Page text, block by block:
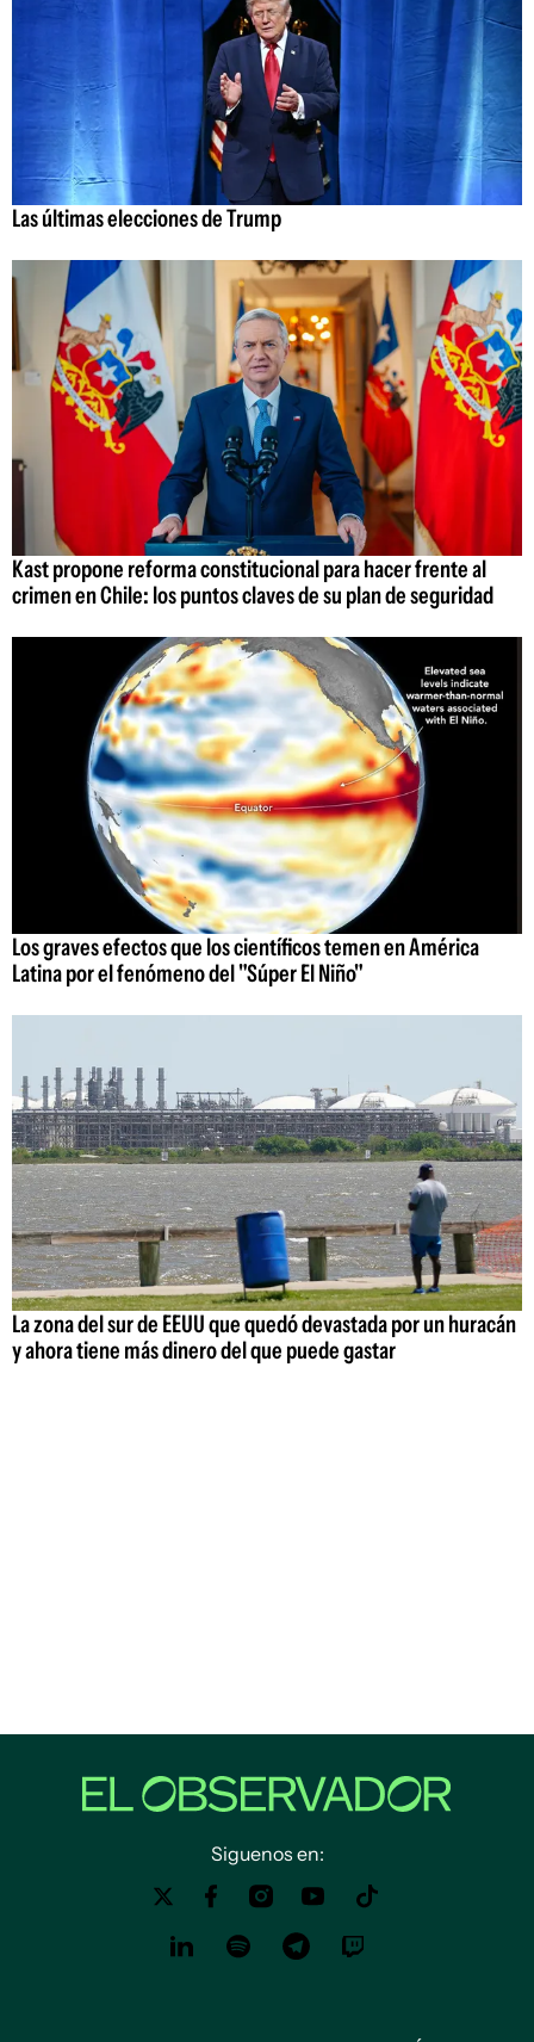
Las últimas elecciones de Trump
Kast propone reforma constitucional para hacer frente al
crimen en Chile: los puntos claves de su plan de seguridad
Los graves efectos que los científicos temen en América
Latina por el fenómeno del "Súper El Niño"
La zona del sur de EEUU que quedó devastada por un huracán
y ahora tiene más dinero del que puede gastar
Siguenos en: